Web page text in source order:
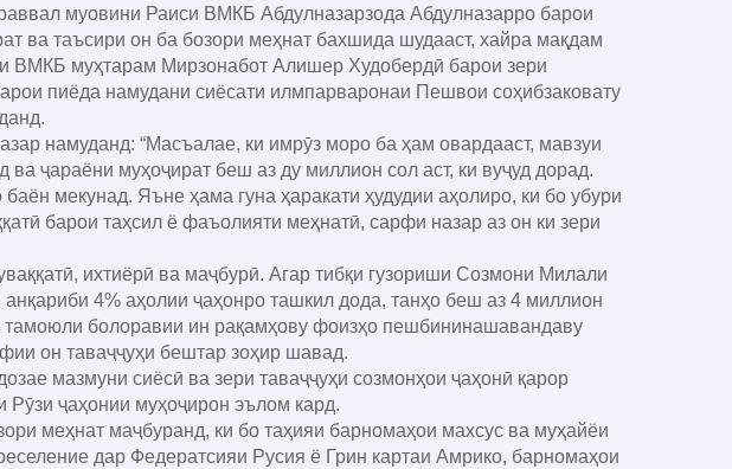
муовини Раиси ВМКБ Абдулназарзода Абдулназарро барои
ва таъсири он ба бозори меҳнат бахшида шудааст, хайра мақдам
ВМКБ муҳтарам Мирзонабот Алишер Худобердӣ барои зери
пиёда намудани сиёсати илмпарваронаи Пешвои соҳибзаковату
намуданд: “Масъалае, ки имрӯз моро ба ҳам овардааст, мавзуи
ва ҷараёни муҳоҷират беш аз ду миллион сол аст, ки вуҷуд дорад.
мекунад. Яъне ҳама гуна ҳаракати ҳудудии аҳолиро, ки бо убури
барои таҳсил ё фаъолияти меҳнатӣ, сарфи назар аз он ки зери
ихтиёрӣ ва маҷбурӣ. Агар тибқи гузориши Созмони Милали
4% аҳолии ҷаҳонро ташкил дода, танҳо беш аз 4 миллион
болоравии ин рақамҳову фоизҳо пешбининашавандаву
он таваҷҷуҳи бештар зоҳир шавад.
мазмуни сиёсӣ ва зери таваҷҷуҳи созмонҳои ҷаҳонӣ қарор
ҷаҳонии муҳоҷирон эълом кард.
меҳнат маҷбуранд, ки бо таҳияи барномаҳои махсус ва муҳайёи
дар Федератсияи Русия ё Грин картаи Амрико, барномаҳои